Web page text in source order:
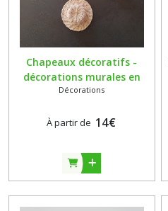
Chapeaux décoratifs -
décorations murales en
rotin naturel écru - fait
Décorations
À partir de 14€